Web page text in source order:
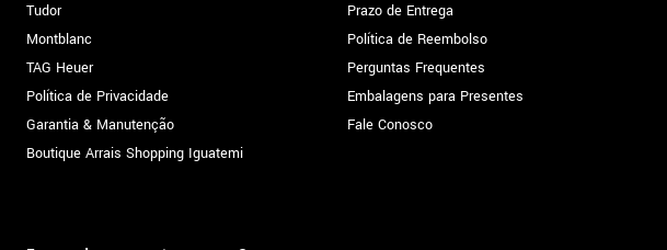
Tudor
Montblanc
TAG Heuer
Política de Privacidade
Garantia & Manutenção
Boutique Arrais Shopping Iguatemi
Prazo de Entrega
Política de Reembolso
Perguntas Frequentes
Embalagens para Presentes
Fale Conosco